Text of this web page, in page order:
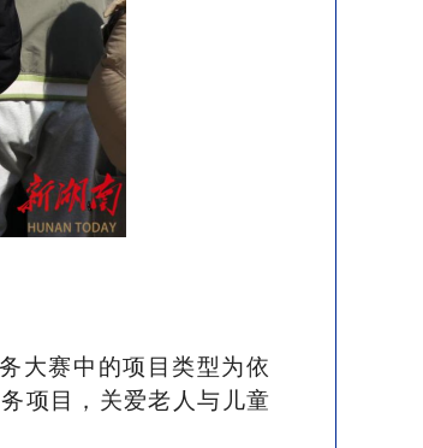
大赛中的项目类型为依
项目，关爱老人与儿童